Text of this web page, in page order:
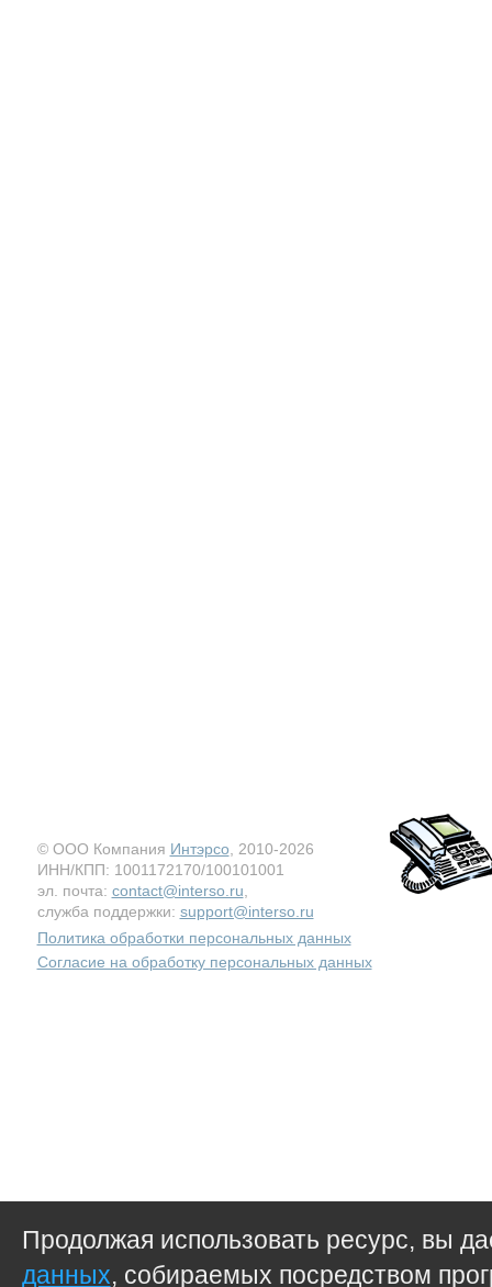
© ООО Компания Интэрсо , 2010-2026
ИНН/КПП: 1001172170/100101001
эл. почта: contact@interso.ru
служба поддержки: support@interso.ru
Политика обработки персональных данных
Согласие на обработку персональных данных
Продолжая использовать ресурс, вы
данных, собираемых посредством